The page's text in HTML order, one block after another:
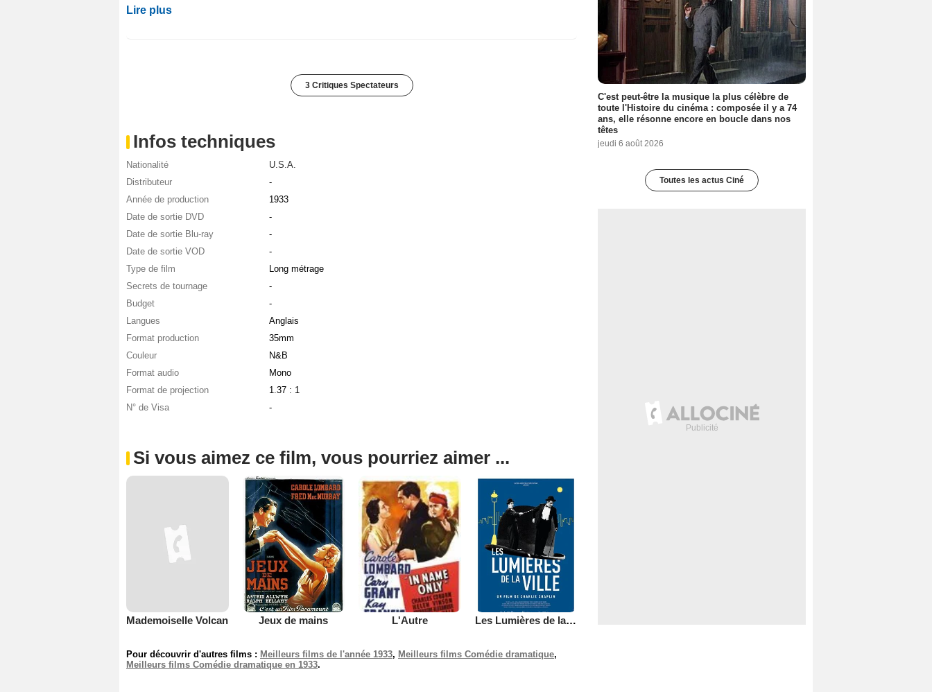
Lire plus
3 Critiques Spectateurs
Infos techniques
Nationalité
U.S.A.
Distributeur
-
Année de production
1933
Date de sortie DVD
-
Date de sortie Blu-ray
-
Date de sortie VOD
-
Type de film
Long métrage
Secrets de tournage
-
Budget
-
Langues
Anglais
Format production
35mm
Couleur
N&B
Format audio
Mono
Format de projection
1.37 : 1
N° de Visa
-
Si vous aimez ce film, vous pourriez aimer ...
Mademoiselle Volcan Jeux de mains L'Autre Les Lumières de la ville
Pour découvrir d'autres films : Meilleurs films de l'année 1933, Meilleurs films Comédie dramatique,
Meilleurs films Comédie dramatique en 1933.
C'est peut-être la musique la plus célèbre de
toute l'Histoire du cinéma : composée il y a 74
ans, elle résonne encore en boucle dans nos
têtes
jeudi 6 août 2026
Toutes les actus Ciné